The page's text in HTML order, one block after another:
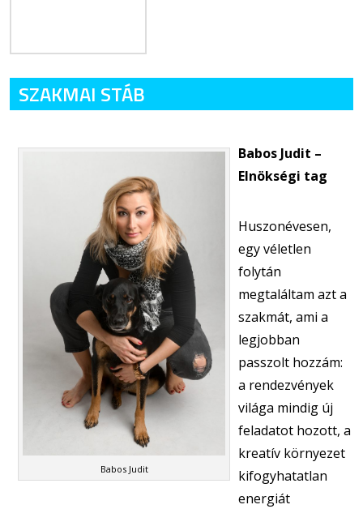
SZAKMAI STÁB
Babos Judit
Babos Judit –
Elnökségi tag
Huszonévesen,
egy véletlen
folytán
megtaláltam azt a
szakmát, ami a
legjobban
passzolt hozzám:
a rendezvények
világa mindig új
feladatot hozott, a
kreatív környezet
kifogyhatatlan
energiát